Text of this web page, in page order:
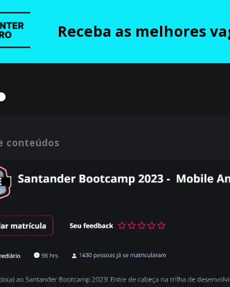
Receba as melhores
conteúdos